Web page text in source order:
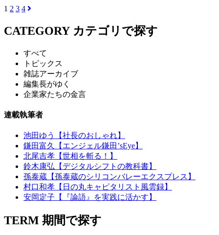
1 2 3 4
CATEGORY カテゴリで探す
すべて
トピックス
雑誌アーカイブ
編集長がゆく
企業家たちの金言
連載執筆者
池田ゆう【社長のおしゃれ】
鎌田富久【エンジェル鎌田’sEye】
北尾吉孝【世相を斬る！】
鈴木康弘【デジタルシフトの教科書】
孫泰蔵【孫泰蔵のシリコンバレーエクスプレス】
村口和孝【日の丸キャピタリスト風雲録】
安岡定子【『論語』を実践に活かす】
TERM 期間で探す